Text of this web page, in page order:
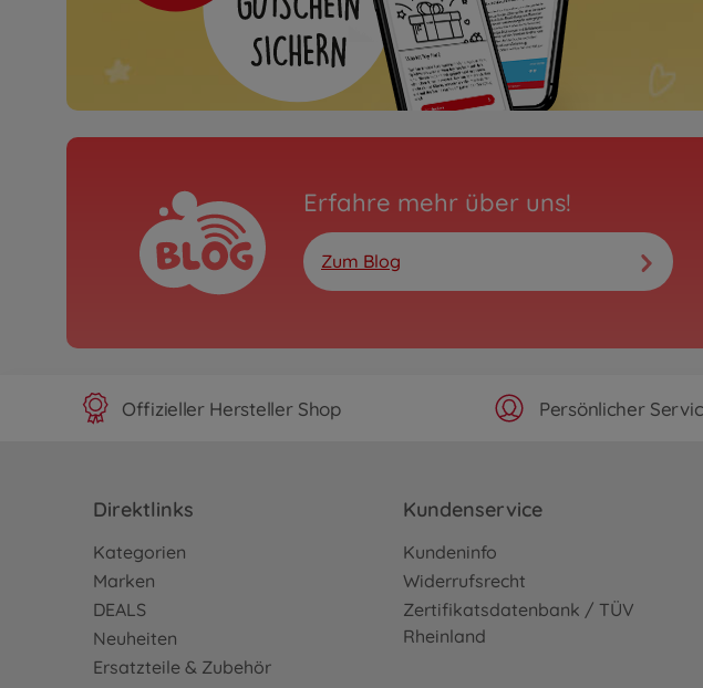
Erfahre mehr über uns!
Zum Blog
Offizieller Hersteller Shop Persönlicher
Direktlinks
Kategorien
Marken
DEALS
Neuheiten
Ersatzteile & Zubehör
Kundenservice
Kundeninfo
Widerrufsrecht
Zertifikatsdatenbank / TÜV
Rheinland